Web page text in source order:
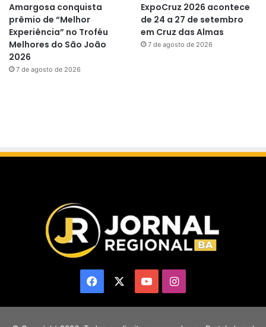
Amargosa conquista
prêmio de “Melhor
Experiência” no Troféu
Melhores do São João
2026
7 de agosto de 2026
ExpoCruz 2026 acontece
de 24 a 27 de setembro
em Cruz das Almas
7 de agosto de 2026
Facebook YouTubeInstagram